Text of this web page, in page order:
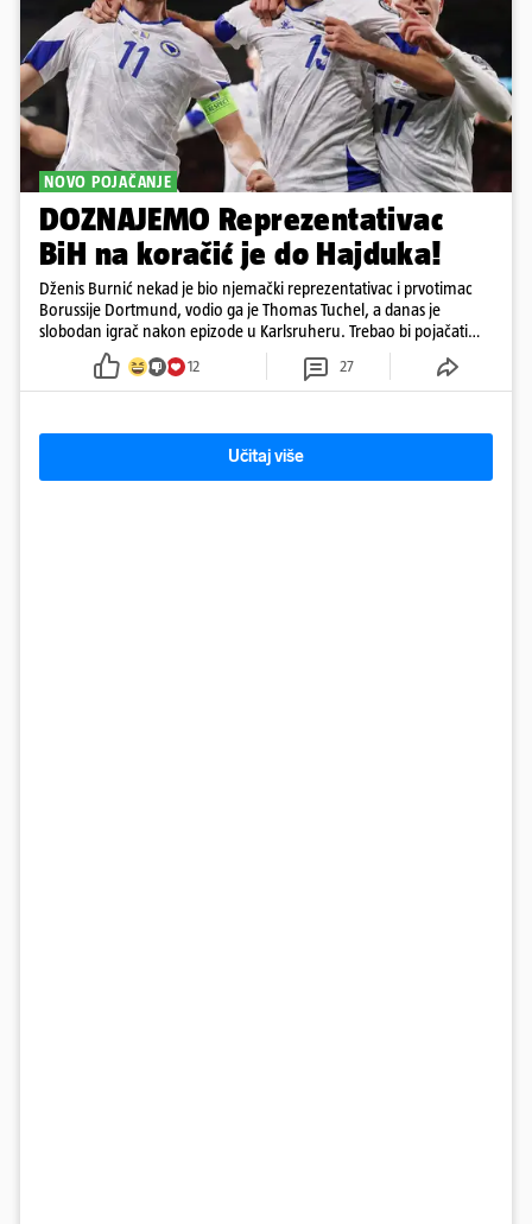
NOVO POJAČANJE
DOZNAJEMO Reprezentativac
BiH na koračić je do Hajduka!
Dženis Burnić nekad je bio njemački reprezentativac i prvotimac
Borussije Dortmund, vodio ga je Thomas Tuchel, a danas je
slobodan igrač nakon epizode u Karlsruheru. Trebao bi pojačati
konkurenciju u veznom redu
12 27
Učitaj više